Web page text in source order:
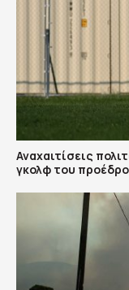
Αναχαιτίσεις
γκολφ του